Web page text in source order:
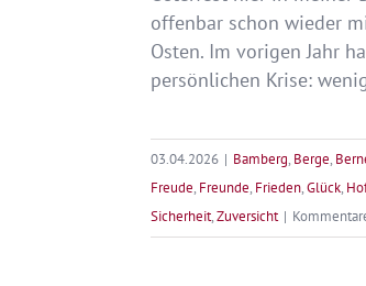
offenbar schon wieder
Osten. Im vorigen Jahr
persönlichen Krise:
03.04.2026 | Bamberg, Berge,
Freude, Freunde, Frieden,Glück,
Sicherheit,Zuversicht |